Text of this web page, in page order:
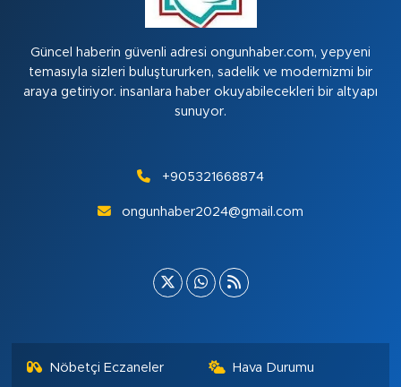
Güncel haberin güvenli adresi ongunhaber.com, yepyeni
temasıyla sizleri buluştururken, sadelik ve modernizmi bir
araya getiriyor. insanlara haber okuyabilecekleri bir altyapı
sunuyor.
+905321668874
ongunhaber2024@gmail.com
Nöbetçi Eczaneler Hava Durumu